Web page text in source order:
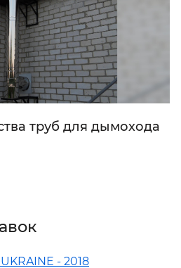
труб для дымохода
- 2018